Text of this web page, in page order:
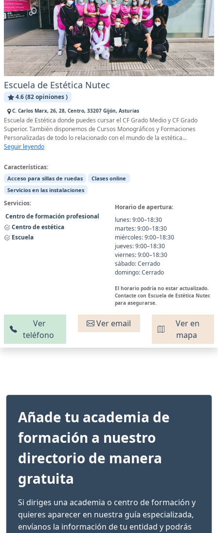
Escuela de Estética Nutec
4.6 (82 opiniones )
C. Carlos Marx, 26, 28, Centro, 33207 Gijón, Asturias
Escuela de Estética donde puedes cursar el CF Grado Medio y CF Grado
Superior. También disponemos de Cursos Monográficos y Formaciones
Personalizadas de todo lo relacionado con el mundo de la estética...
Seguir leyendo
Características:
Acceso para sillas de ruedas
Clases online
Servicios en las instalaciones
Servicios:
Centro de formación profesional
Centro de estética
Escuela
Horario de apertura:
lunes: 9:00–18:30
martes: 9:00–18:30
miércoles: 9:00–18:30
jueves: 9:00–18:30
viernes: 9:00–18:30
sábado: Cerrado
domingo: Cerrado
El horario podría no estar actualizado.
Contacte con Escuela de Estética Nutec
para asegurarse.
Ver
teléfono
Ver email
Ver en
mapa
Añade tu academia de
formación a nuestro
directorio de manera
gratuita
Si diriges una academia o centro de formación y
quieres aparecer en nuestra guía especializada,
envíanos la información de tu entidad y podrás